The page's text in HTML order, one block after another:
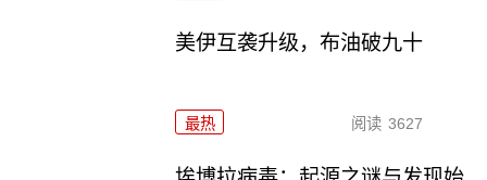
美伊互袭升级，布油破九十
最热 阅读 3627